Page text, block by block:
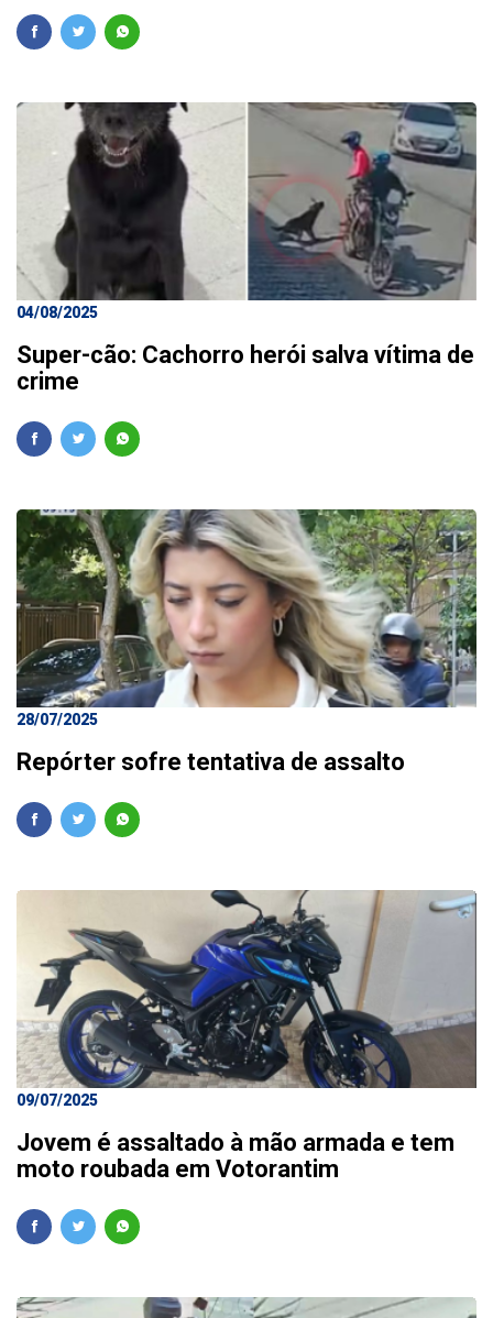
04/08/2025
Super-cão: Cachorro herói salva vítima de
crime
28/07/2025
Repórter sofre tentativa de assalto
09/07/2025
Jovem é assaltado à mão armada e tem
moto roubada em Votorantim